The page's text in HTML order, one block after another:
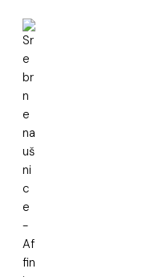
naušnice